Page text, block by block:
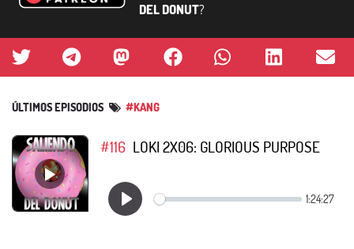
DEL DONUT?
ÚLTIMOS EPISODIOS #KANG
#116 LOKI 2X06: GLORIOUS PURPOSE